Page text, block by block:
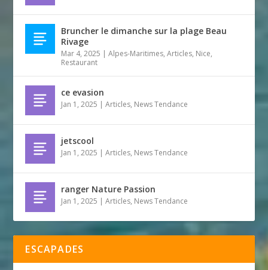
Bruncher le dimanche sur la plage Beau
Rivage
Mar 4, 2025 |Alpes-Maritimes,Articles, Nice,
Restaurant
ce evasion
Jan 1, 2025 |Articles, News Tendance
jetscool
Jan 1, 2025 |Articles, News Tendance
ranger Nature Passion
Jan 1, 2025 |Articles, News Tendance
ESCAPADES